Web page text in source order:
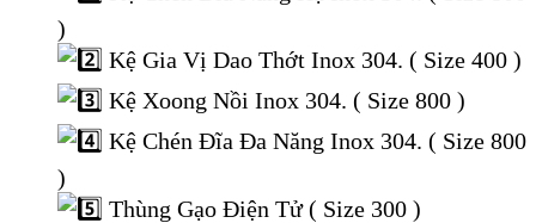
)
Kệ Gia Vị Dao Thớt Inox 304. ( Size 400 )
Kệ Xoong Nồi Inox 304. ( Size 800 )
Kệ Chén Đĩa Đa Năng Inox 304. ( Size 800
)
Thùng Gạo Điện Tử ( Size 300 )